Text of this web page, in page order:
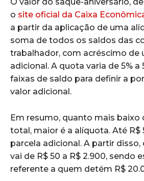
o site oficial da Caixa
a partir da aplicação de uma
soma de todos os saldos das
trabalhador, com acréscimo de
adicional. A quota varia de 5% a
faixas de saldo para definir a
valor adicional.
Em resumo, quanto mais baixo
total, maior é a alíquota. Até R$
parcela adicional. A partir disso,
vai de R$ 50 a R$ 2.900, sendo
referente a quem detém R$